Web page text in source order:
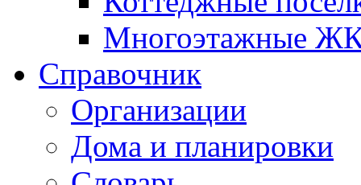
Многоэтажные
Справочник
Организации
Дома и планировки